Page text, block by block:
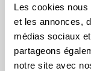
Les cookies nous
et les annonces,
médias sociaux
partageons
notre site avec
seront mieux
principaux
exemples
et permettent